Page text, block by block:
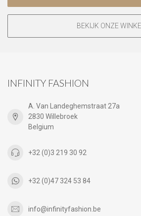
BEKIJK ONZE
INFINITY FASHION
A. Van Landeghemstraat 27a
2830 Willebroek
Belgium
+32 (0)3 219 30 92
+32 (0)47 324 53 84
info@infinityfashion.be